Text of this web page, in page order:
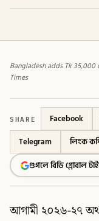
Bangladesh adds Tk
Times
SHARE Facebook
Telegram
লিংক
গুগলে বিডি গ্লোবাল
আগামী ২০২৬-২৭